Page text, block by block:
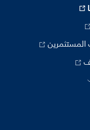
المستثمرين